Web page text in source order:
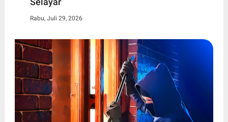
Rabu, Juli 29, 2026